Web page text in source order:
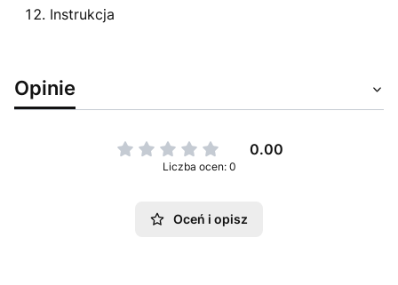
Instrukcja
Opinie
0.00
Liczba ocen: 0
Oceń i opisz